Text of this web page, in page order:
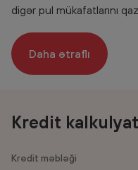
digər
Daha ətraflı
Kredit
Kredit məbləği